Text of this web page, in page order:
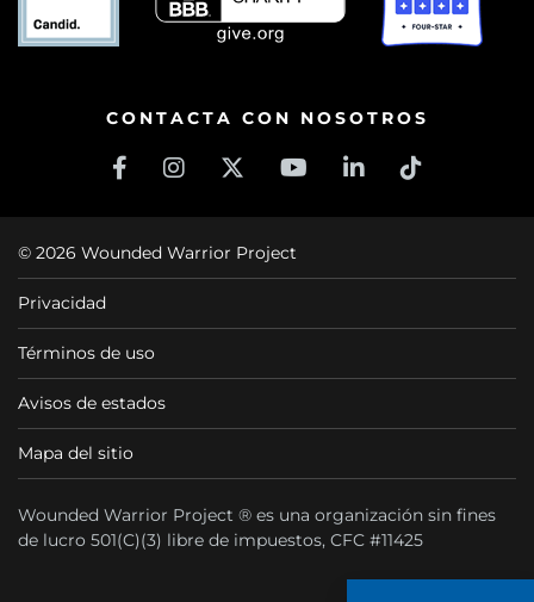
CONTACTA CON NOSOTROS
© 2026 Wounded Warrior Project
Privacidad
Términos de uso
Avisos de estados
Mapa del sitio
Wounded Warrior Project ® es una organización sin fines
de lucro 501(C)(3) libre de impuestos, CFC #11425